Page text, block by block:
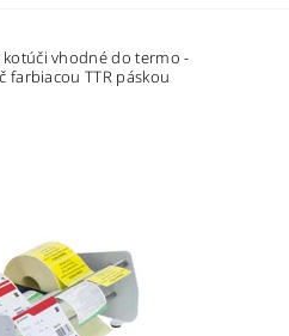
vhodné do termo -
TTR páskou